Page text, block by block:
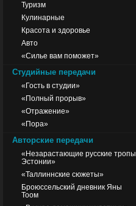
Туризм
Кулинарные
Красота и здоровье
Авто
«Силье вам поможет»
Студийные передачи
«Гость в студии»
«Полный прорыв»
«Отражение»
«Пора»
Авторские передачи
«Незарастающие русские тропы
Эстонии»
«Таллиннские сюжеты»
Броюссельский дневник Яны
Тоом